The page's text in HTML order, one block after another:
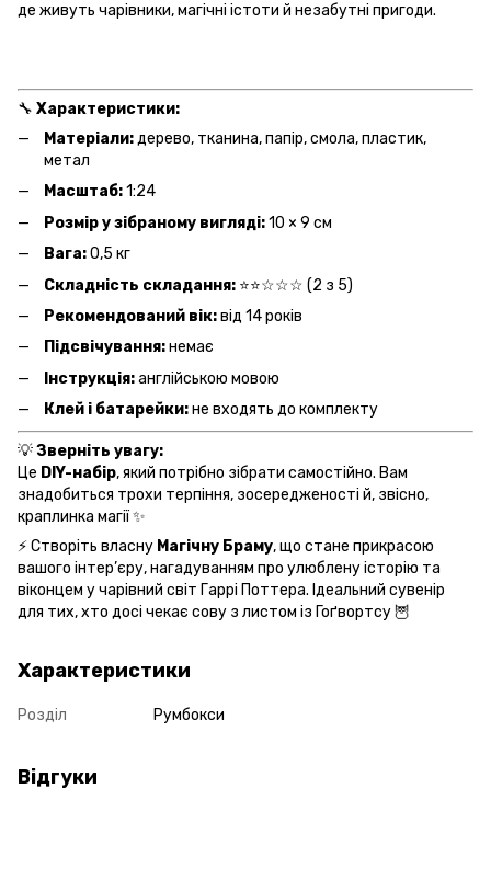
де живуть чарівники, магічні істоти й незабутні пригоди.
🔧 Характеристики:
Матеріали:дерево, тканина, папір, смола, пластик,
метал
Масштаб:1:24
Розмір у зібраному вигляді:10 × 9 см
Вага:0,5 кг
Складність складання: ⭐⭐☆☆☆ (2 з 5)
Рекомендований вік:від 14 років
Підсвічування:немає
Інструкція:англійською мовою
Клей і батарейки:не входять до комплекту
💡Зверніть увагу:
Це DIY-набір, який потрібно зібрати самостійно. Вам
знадобиться трохи терпіння, зосередженості й, звісно,
краплинка магії ✨
⚡ Створіть власну Магічну Браму, що стане прикрасою
вашого інтер’єру, нагадуванням про улюблену історію та
віконцем у чарівний світ Гаррі Поттера. Ідеальний сувенір
для тих, хто досі чекає сову з листом із Гоґвортсу 🦉
Характеристики
Розділ Румбокси
Відгуки